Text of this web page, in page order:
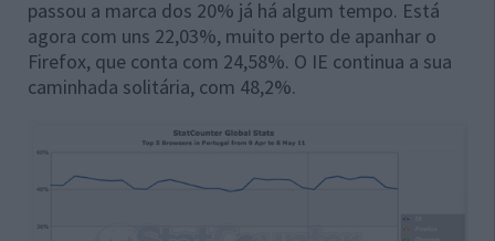
passou a marca dos 20% já há algum tempo. Está
agora com uns 22,03%, muito perto de apanhar o
Firefox, que conta com 24,58%. O IE continua a sua
caminhada solitária, com 48,2%.